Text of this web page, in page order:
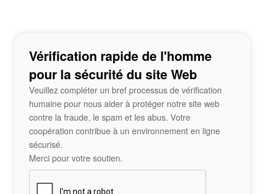
Vérification rapide de l'homme
pour la sécurité du site Web
Veuillez compléter un bref processus de vérification
humaine pour nous aider à protéger notre site web
contre la fraude, le spam et les abus. Votre
coopération contribue à un environnement en ligne
sécurisé.
Merci pour votre soutien.